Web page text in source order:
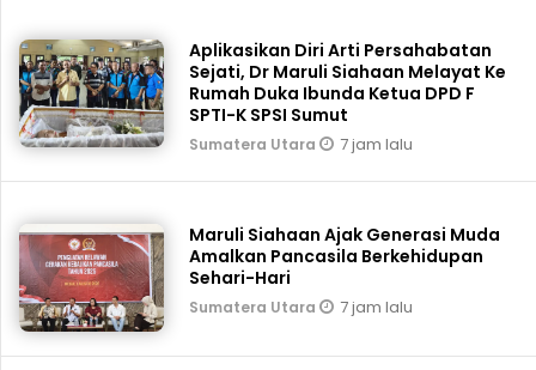
Aplikasikan Diri Arti Persahabatan
Sejati, Dr Maruli Siahaan Melayat Ke
Rumah Duka Ibunda Ketua DPD F
SPTI-K SPSI Sumut
Sumatera Utara 7 jam lalu
Maruli Siahaan Ajak Generasi Muda
Amalkan Pancasila Berkehidupan
Sehari-Hari
Sumatera Utara 7 jam lalu